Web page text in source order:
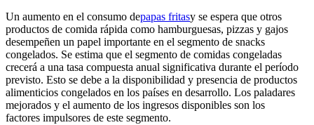
Un aumento en el consumo depapas fritasy se espera que otros
productos de comida rápida como hamburguesas, pizzas y gajos
desempeñen un papel importante en el segmento de snacks
congelados. Se estima que el segmento de comidas congeladas
crecerá a una tasa compuesta anual significativa durante el período
previsto. Esto se debe a la disponibilidad y presencia de productos
alimenticios congelados en los países en desarrollo. Los paladares
mejorados y el aumento de los ingresos disponibles son los
factores impulsores de este segmento.